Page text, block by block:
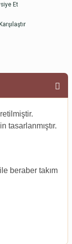
Et
tasarlanmıştır.
beraber takım